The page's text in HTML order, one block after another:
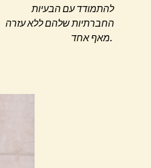
להתמודד עם הבעיות
החברתיות שלהם ללא עזרה
מאף אחד.